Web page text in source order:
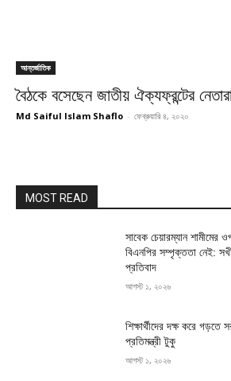
আন্তর্জাতিক
বৈঠকে বসেছেন জাতীয় ঐক্যফ্রন্টের
Md Saiful Islam Shaflo - ফেব্রুয়ারি ৪, ২০২০
MOST READ
সাবেক চেয়ারম্যান শামীমের
বিএনপির সম্পৃক্ততা নেই:
প্রতিবাদ
আগস্ট ১, ২০২৬
শিক্ষার্থীদের দক্ষ করে গড়তে
প্রতিমন্ত্রী টুকু
আগস্ট ১, ২০২৬